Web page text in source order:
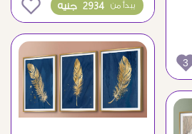
2934 جنيه يبدأ من
3